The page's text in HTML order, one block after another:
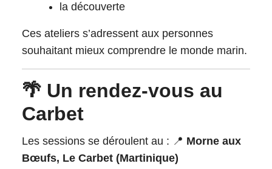
la découverte
Ces ateliers s’adressent aux personnes
souhaitant mieux comprendre le monde marin.
🌴 Un rendez-vous au
Carbet
Les sessions se déroulent au : 📍 Morne aux
Bœufs, Le Carbet (Martinique)